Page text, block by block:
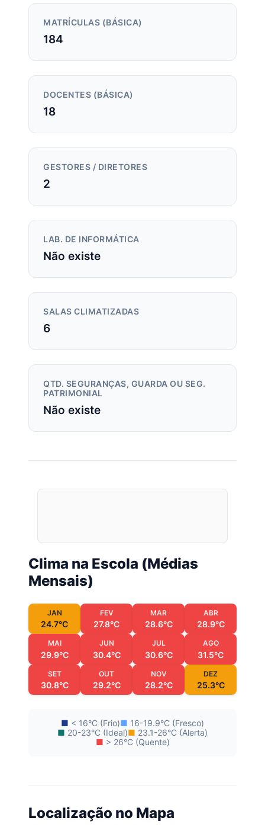
MATRÍCULAS (BÁSICA)
184
DOCENTES (BÁSICA)
18
GESTORES / DIRETORES
2
LAB. DE INFORMÁTICA
Não existe
SALAS CLIMATIZADAS
6
QTD. SEGURANÇAS, GUARDA OU SEG.
PATRIMONIAL
Não existe
Clima na Escola (Médias
Mensais)
JAN
24.7°C
FEV
27.8°C
MAR
28.6°C
ABR
28.9°C
MAI
29.9°C
JUN
30.4°C
JUL
30.6°C
AGO
31.5°C
SET
30.8°C
OUT
29.2°C
NOV
28.2°C
DEZ
25.3°C
■ < 16°C (Frio)■ 16-19.9°C (Fresco)
■ 20-23°C (Ideal)■ 23.1-26°C (Alerta)
■ > 26°C (Quente)
Localização no Mapa